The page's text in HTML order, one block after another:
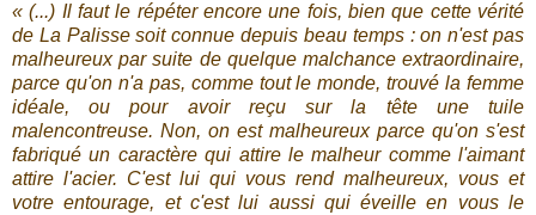
« (...) Il faut le répéter encore une fois, bien que cette vérité
de La Palisse soit connue depuis beau temps : on n'est pas
malheureux par suite de quelque malchance extraordinaire,
parce qu'on n'a pas, comme tout le monde, trouvé la femme
idéale, ou pour avoir reçu sur la tête une tuile
malencontreuse. Non, on est malheureux parce qu'on s'est
fabriqué un caractère qui attire le malheur comme l'aimant
attire l'acier. C'est lui qui vous rend malheureux, vous et
votre entourage, et c'est lui aussi qui éveille en vous le